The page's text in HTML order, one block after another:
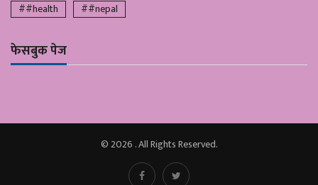
##health
##nepal
फेसबुक पेज
© 2026 . All Rights Reserved.